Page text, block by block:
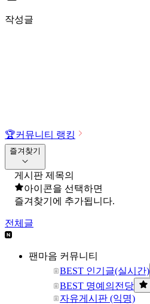
작성글
🏆커뮤니티 랭킹
즐겨찾기
게시판 제목의
아이콘을 선택하면
즐겨찾기에 추가됩니다.
전체글
팬마음 커뮤니티
BEST 인기글(실시간)
BEST 명예의전당
자유게시판 (익명)